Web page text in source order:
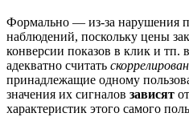
Формально — из-за нарушения
наблюдений, поскольку цены
конверсии показов в клик и тп.
адекватно считать
принадлежащие одному
значения их сигналов зависят
характеристик этого самого